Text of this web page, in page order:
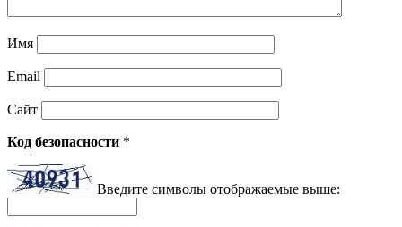
Имя
Email
Сайт
Код безопасности *
Введите символы отображаемые выше: